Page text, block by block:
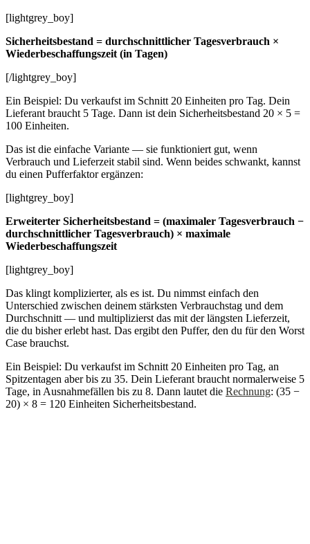
[lightgrey_boy]
Sicherheitsbestand = durchschnittlicher Tagesverbrauch ×
Wiederbeschaffungszeit (in Tagen)
[/lightgrey_boy]
Ein Beispiel: Du verkaufst im Schnitt 20 Einheiten pro Tag. Dein
Lieferant braucht 5 Tage. Dann ist dein Sicherheitsbestand 20 × 5 =
100 Einheiten.
Das ist die einfache Variante — sie funktioniert gut, wenn
Verbrauch und Lieferzeit stabil sind. Wenn beides schwankt, kannst
du einen Pufferfaktor ergänzen:
[lightgrey_boy]
Erweiterter Sicherheitsbestand = (maximaler Tagesverbrauch −
durchschnittlicher Tagesverbrauch) × maximale
Wiederbeschaffungszeit
[lightgrey_boy]
Das klingt komplizierter, als es ist. Du nimmst einfach den
Unterschied zwischen deinem stärksten Verbrauchstag und dem
Durchschnitt — und multiplizierst das mit der längsten Lieferzeit,
die du bisher erlebt hast. Das ergibt den Puffer, den du für den Worst
Case brauchst.
Ein Beispiel: Du verkaufst im Schnitt 20 Einheiten pro Tag, an
Spitzentagen aber bis zu 35. Dein Lieferant braucht normalerweise 5
Tage, in Ausnahmefällen bis zu 8. Dann lautet die Rechnung: (35 −
20) × 8 = 120 Einheiten Sicherheitsbestand.